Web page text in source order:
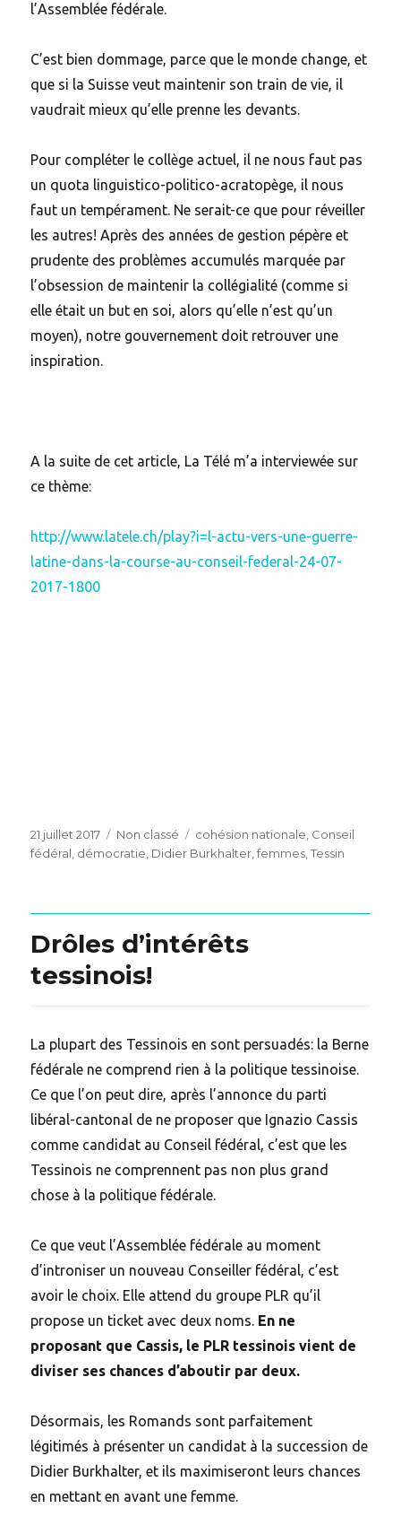
l’Assemblée fédérale.
C’est bien dommage, parce que le monde change, et
que si la Suisse veut maintenir son train de vie, il
vaudrait mieux qu’elle prenne les devants.
Pour compléter le collège actuel, il ne nous faut pas
un quota linguistico-politico-acratopège, il nous
faut un tempérament. Ne serait-ce que pour réveiller
les autres! Après des années de gestion pépère et
prudente des problèmes accumulés marquée par
l’obsession de maintenir la collégialité (comme si
elle était un but en soi, alors qu’elle n’est qu’un
moyen), notre gouvernement doit retrouver une
inspiration.
A la suite de cet article, La Télé m’a interviewée sur
ce thème:
http://www.latele.ch/play?i=l-actu-vers-une-guerre-
latine-dans-la-course-au-conseil-federal-24-07-
2017-1800
Posted
on
21 juillet 2017 Categories
Non classé Tags
cohésion nationale, Conseil
fédéral, démocratie, Didier Burkhalter,femmes,Tessin
Drôles d’intérêts
tessinois!
La plupart des Tessinois en sont persuadés: la Berne
fédérale ne comprend rien à la politique tessinoise.
Ce que l’on peut dire, après l’annonce du parti
libéral-cantonal de ne proposer que Ignazio Cassis
comme candidat au Conseil fédéral, c’est que les
Tessinois ne comprennent pas non plus grand
chose à la politique fédérale.
Ce que veut l’Assemblée fédérale au moment
d’introniser un nouveau Conseiller fédéral, c’est
avoir le choix. Elle attend du groupe PLR qu’il
propose un ticket avec deux noms. En ne
proposant que Cassis, le PLR tessinois vient de
diviser ses chances d’aboutir par deux.
Désormais, les Romands sont parfaitement
légitimés à présenter un candidat à la succession de
Didier Burkhalter, et ils maximiseront leurs chances
en mettant en avant une femme.